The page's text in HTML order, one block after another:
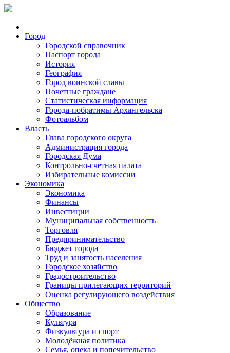
Город
Городской справочник
Паспорт города
История
География
Город воинской славы
Почетные граждане
Статистическая информация
Города-побратимы Архангельска
Фотоальбом
Власть
Глава городского округа
Администрация города
Городская Дума
Контрольно-счетная палата
Избирательные комиссии
Экономика
Экономика
Финансы
Инвестиции
Муниципальная собственность
Торговля
Предпринимательство
Бюджет города
Труд и занятость населения
Городское хозяйство
Градостроительство
Границы прилегающих территорий
Оценка регулирующего воздействия
Общество
Образование
Культура
Физкультура и спорт
Молодёжная политика
Семья, опека и попечительство